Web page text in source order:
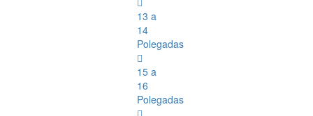
13 a
14
Polegadas
15 a
16
Polegadas